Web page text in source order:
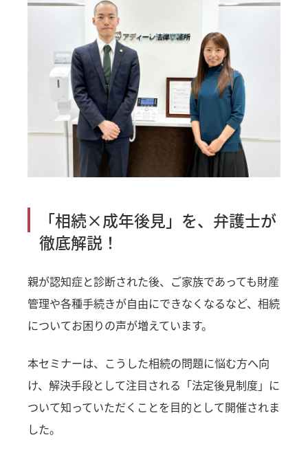
「相続×成年後見」を、弁護士が
徹底解説！
親が認知症と診断された後、ご家族であっても財産
管理や各種手続きが自由にできなくなるなど、相続
についてお困りの声が増えています。
本セミナーは、こうした相続の問題に悩む方へ向
け、解決手段として注目される「法定後見制度」に
ついて知っていただくことを目的として開催されま
した。